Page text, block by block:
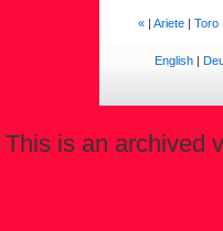
« | Ariete | Toro
English |
This is an archived